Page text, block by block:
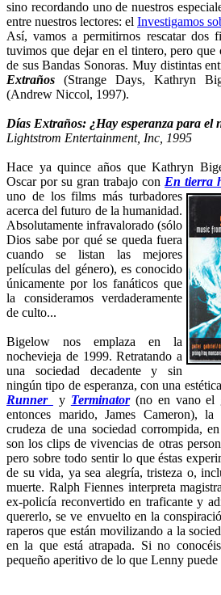
sino recordando uno de nuestros
entre nuestros lectores: el Investigamos
Así, vamos a permitirnos rescatar dos
tuvimos que dejar en el tintero, pero que
de sus Bandas Sonoras. Muy distintas
Extraños (Strange Days, Kathryn
(Andrew Niccol, 1997).
Días Extraños: ¿Hay esperanza para el
Lightstrom Entertainment, Inc, 1995
Hace ya quince años que Kathryn
Oscar por su gran trabajo con En tierra
uno de los films más turbadores
acerca del futuro de la humanidad.
Absolutamente infravalorado (sólo
Dios sabe por qué se queda fuera
cuando se listan las mejores
películas del género), es conocido
únicamente por los fanáticos que
la consideramos verdaderamente
de culto...
Bigelow nos emplaza en la
nochevieja de 1999. Retratando a
una sociedad decadente y sin
ningún tipo de esperanza, con una
Runner
y Terminator(no en vano el
entonces marido, James Cameron),
crudeza de una sociedad corrompida,
son los clips de vivencias de otras
pero sobre todo sentir lo que éstas
de su vida, ya sea alegría, tristeza o,
muerte. Ralph Fiennes interpreta
ex-policía reconvertido en traficante y
quererlo, se ve envuelto en la
raperos que están movilizando a la
en la que está atrapada. Si no conocéis
pequeño aperitivo de lo que Lenny puede